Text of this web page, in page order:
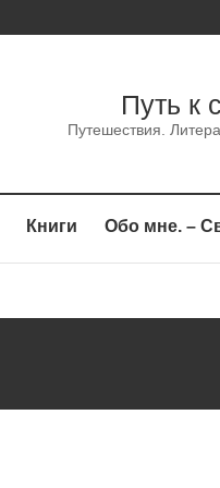
Путь к
Путешествия.
Книги Обо мне. –